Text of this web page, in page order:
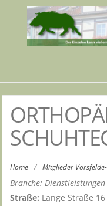
Home / Mitglieder
Branche: Dienstleistungen
Straße: Lange Straße 16